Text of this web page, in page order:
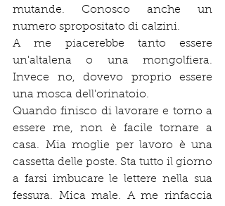
mutande. Conosco anche un
numero spropositato di calzini.
A me piacerebbe tanto essere
un'altalena o una mongolfiera.
Invece no, dovevo proprio essere
una mosca dell'orinatoio.
Quando finisco di lavorare e torno a
essere me, non è facile tornare a
casa. Mia moglie per lavoro è una
cassetta delle poste. Sta tutto il giorno
a farsi imbucare le lettere nella sua
fessura. Mica male. A me rinfaccia